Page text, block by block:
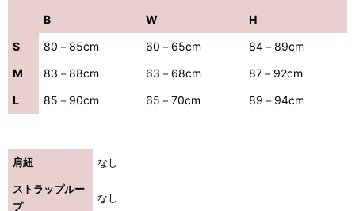
B W
H
S
80－85cm 60－65cm
84－89cm
M
83－88cm 63－68cm
87－92cm
L
85－90cm 65－70cm 89－94cm
肩紐 なし
ストラップルー
プ
なし